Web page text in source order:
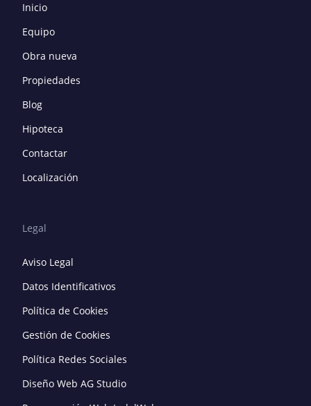
Inicio
Equipo
Obra nueva
Propiedades
Blog
Hipoteca
Contactar
Localización
Legal
Aviso Legal
Datos Identificativos
Política de Cookies
Gestión de Cookies
Política Redes Sociales
Diseño Web AG Studio